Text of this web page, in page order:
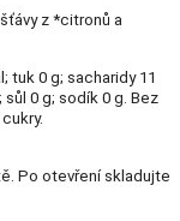
z *citronů a
tuk 0 g; sacharidy 11
sůl 0 g; sodík 0 g. Bez
Po otevření skladujte